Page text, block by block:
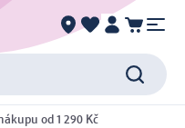
od 1 290 Kč